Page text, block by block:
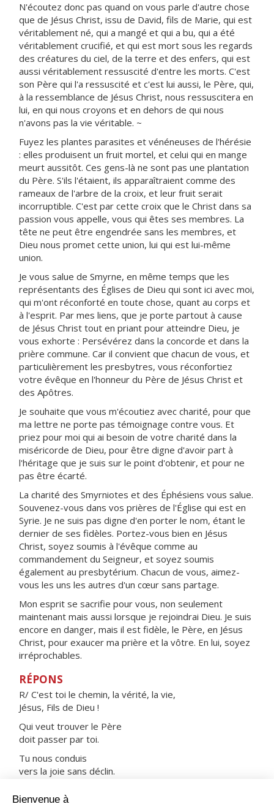
N'écoutez donc pas quand on vous parle d'autre chose
que de Jésus Christ, issu de David, fils de Marie, qui est
véritablement né, qui a mangé et qui a bu, qui a été
véritablement crucifié, et qui est mort sous les regards
des créatures du ciel, de la terre et des enfers, qui est
aussi véritablement ressuscité d'entre les morts. C'est
son Père qui l'a ressuscité et c'est lui aussi, le Père, qui,
à la ressemblance de Jésus Christ, nous ressuscitera en
lui, en qui nous croyons et en dehors de qui nous
n'avons pas la vie véritable. ~
Fuyez les plantes parasites et vénéneuses de l'hérésie
: elles produisent un fruit mortel, et celui qui en mange
meurt aussitôt. Ces gens-là ne sont pas une plantation
du Père. S'ils l'étaient, ils apparaîtraient comme des
rameaux de l'arbre de la croix, et leur fruit serait
incorruptible. C'est par cette croix que le Christ dans sa
passion vous appelle, vous qui êtes ses membres. La
tête ne peut être engendrée sans les membres, et
Dieu nous promet cette union, lui qui est lui-même
union.
Je vous salue de Smyrne, en même temps que les
représentants des Églises de Dieu qui sont ici avec moi,
qui m'ont réconforté en toute chose, quant au corps et
à l'esprit. Par mes liens, que je porte partout à cause
de Jésus Christ tout en priant pour atteindre Dieu, je
vous exhorte : Persévérez dans la concorde et dans la
prière commune. Car il convient que chacun de vous, et
particulièrement les presbytres, vous réconfortiez
votre évêque en l'honneur du Père de Jésus Christ et
des Apôtres.
Je souhaite que vous m'écoutiez avec charité, pour que
ma lettre ne porte pas témoignage contre vous. Et
priez pour moi qui ai besoin de votre charité dans la
miséricorde de Dieu, pour être digne d'avoir part à
l'héritage que je suis sur le point d'obtenir, et pour ne
pas être écarté.
La charité des Smyrniotes et des Éphésiens vous salue.
Souvenez-vous dans vos prières de l'Église qui est en
Syrie. Je ne suis pas digne d'en porter le nom, étant le
dernier de ses fidèles. Portez-vous bien en Jésus
Christ, soyez soumis à l'évêque comme au
commandement du Seigneur, et soyez soumis
également au presbytérium. Chacun de vous, aimez-
vous les uns les autres d'un cœur sans partage.
Mon esprit se sacrifie pour vous, non seulement
maintenant mais aussi lorsque je rejoindrai Dieu. Je suis
encore en danger, mais il est fidèle, le Père, en Jésus
Christ, pour exaucer ma prière et la vôtre. En lui, soyez
irréprochables.
RÉPONS
R/ C'est toi le chemin, la vérité, la vie,
Jésus, Fils de Dieu !
Qui veut trouver le Père
doit passer par toi.
Tu nous conduis
vers la joie sans déclin.